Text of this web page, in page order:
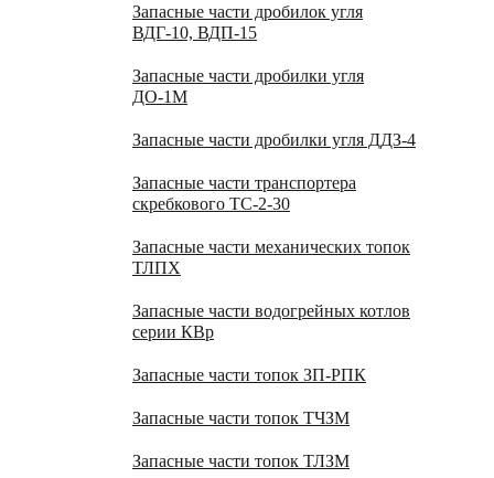
Запасные части дробилок угля
ВДГ-10, ВДП-15
Запасные части дробилки угля
ДО-1М
Запасные части дробилки угля ДДЗ-4
Запасные части транспортера
скребкового ТС-2-30
Запасные части механических топок
ТЛПХ
Запасные части водогрейных котлов
серии КВр
Запасные части топок ЗП-РПК
Запасные части топок ТЧЗМ
Запасные части топок ТЛЗМ